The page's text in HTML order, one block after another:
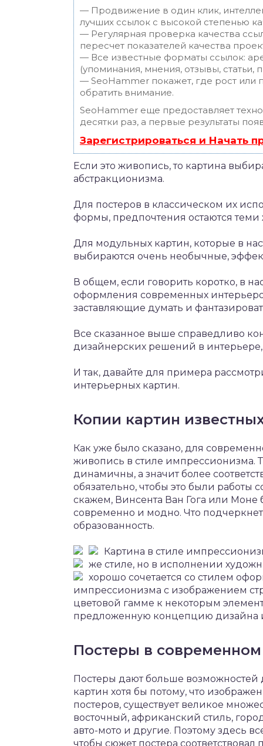
— Продвижение в один клик,
лучших ссылок с высокой степенью
— Регулярная проверка качества
пересчет показателей качества
— Все известные форматы ссылок:
(упоминания, мнения, отзывы, статьи,
— SeoHammer покажет, где рост или
обратить внимание.
SeoHammer еще предоставляет
десятки раз, а первые результаты
Зарегистрироваться и Начать
Если это живопись, то картина
абстракционизма.
Для постеров в классическом их
формы, предпочтения остаются теми
Для модульных картин, которые в
выбираются очень необычные,
В общем, если говорить коротко, в
оформления современных
заставляющие думать и
Все сказанное выше справедливо
дизайнерских решений в интерьере,
И так, давайте для примера
интерьерных картин.
Копии картин
Как уже было сказано, для
живопись в стиле импрессионизма.
динамичны, а значит более
обязательно, чтобы это были
скажем, Винсента Ван Гога или Моне
современно и модно. Что
образованность.
Картина в стиле
же стиле, но в исполнении
хорошо сочетается со стилем
импрессионизма с изображением
цветовой гамме к некоторым
предложенную концепцию дизайна
Постеры в
Постеры дают больше возможностей
картин хотя бы потому, что
постеров, существует великое
восточный, африканский стиль,
авто-мото и другие. Поэтому здесь
чтобы сюжет постера